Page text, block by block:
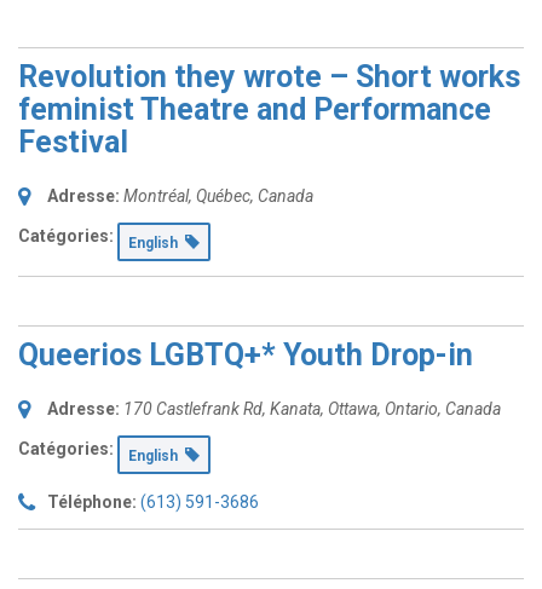
Revolution they wrote – Short works
feminist Theatre and Performance
Festival
Adresse: Montréal, Québec, Canada
Catégories: English
Queerios LGBTQ+* Youth Drop-in
Adresse: 170 Castlefrank Rd, Kanata, Ottawa, Ontario, Canada
Catégories: English
Téléphone: (613) 591-3686